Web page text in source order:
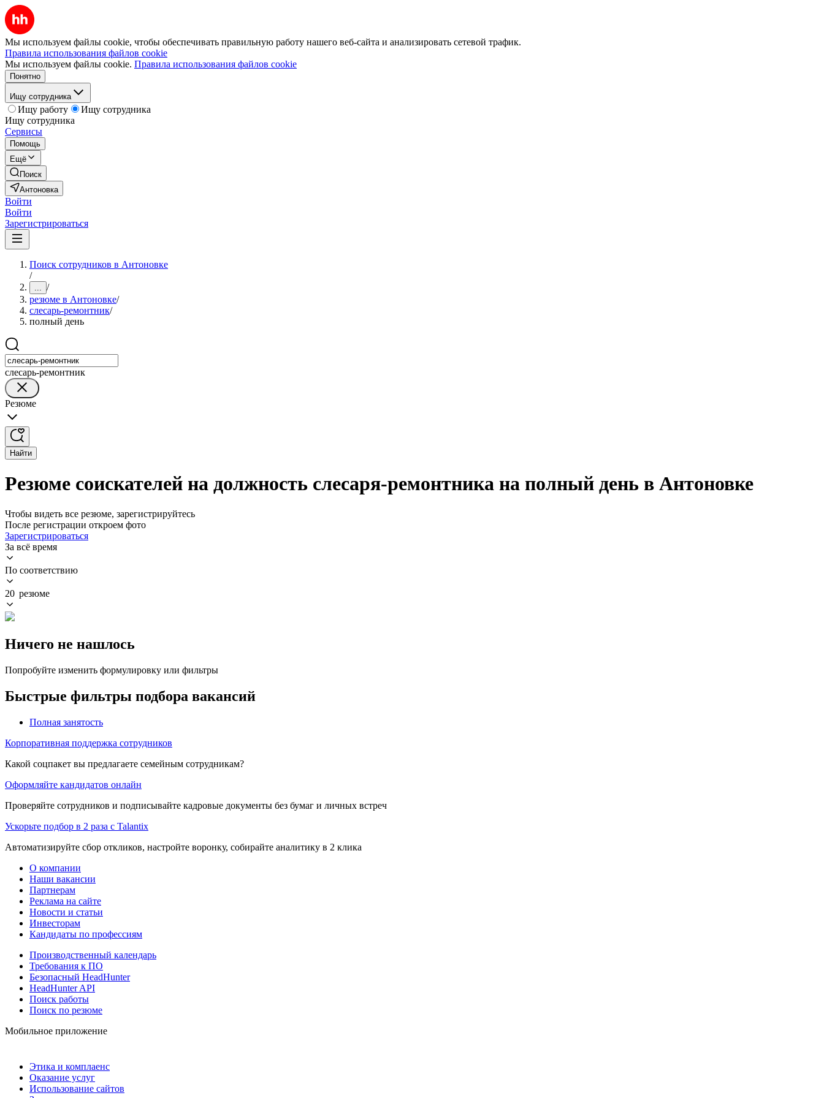
Мы используем файлы cookie, чтобы обеспечивать правильную работу нашего веб-сайта и анализировать сетевой трафик.
Правила использования файлов cookie
Мы используем файлы cookie. Правила использования файлов cookie
Понятно
Ищу сотрудника
Ищу работу
Ищу сотрудника
Ищу сотрудника
Сервисы
Помощь
Ещё
Поиск
Антоновка
Войти
Войти
Зарегистрироваться
Поиск сотрудников в Антоновке
/
... /
резюме в Антоновке/
слесарь-ремонтник/
полный день
слесарь-ремонтник
Резюме
Найти
Резюме соискателей на должность слесаря-ремонтника на полный день в Антоновке
Чтобы видеть все резюме, зарегистрируйтесь
После регистрации откроем фото
Зарегистрироваться
За всё время
По соответствию
20 резюме
Ничего не нашлось
Попробуйте изменить формулировку или фильтры
Быстрые фильтры подбора вакансий
Полная занятость
Корпоративная поддержка сотрудников
Какой соцпакет вы предлагаете семейным сотрудникам?
Оформляйте кандидатов онлайн
Проверяйте сотрудников и подписывайте кадровые документы без бумаг и личных встреч
Ускорьте подбор в 2 раза с Talantix
Автоматизируйте сбор откликов, настройте воронку, собирайте аналитику в 2 клика
О компании
Наши вакансии
Партнерам
Реклама на сайте
Новости и статьи
Инвесторам
Кандидаты по профессиям
Производственный календарь
Требования к ПО
Безопасный HeadHunter
HeadHunter API
Поиск работы
Поиск по резюме
Мобильное приложение
Этика и комплаенс
Оказание услуг
Использование сайтов